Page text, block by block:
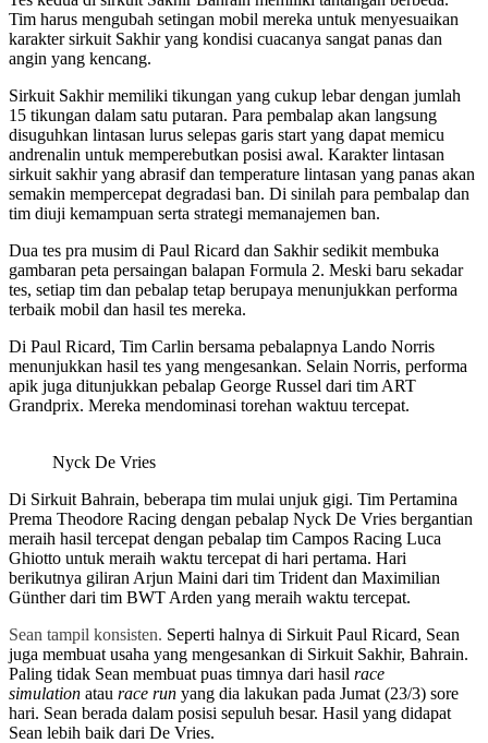
Tim harus mengubah setingan mobil mereka untuk menyesuaikan
karakter sirkuit Sakhir yang kondisi cuacanya sangat panas dan
angin yang kencang.
Sirkuit Sakhir memiliki tikungan yang cukup lebar dengan jumlah
15 tikungan dalam satu putaran. Para pembalap akan langsung
disuguhkan lintasan lurus selepas garis start yang dapat memicu
andrenalin untuk memperebutkan posisi awal. Karakter lintasan
sirkuit sakhir yang abrasif dan temperature lintasan yang panas akan
semakin mempercepat degradasi ban. Di sinilah para pembalap dan
tim diuji kemampuan serta strategi memanajemen ban.
Dua tes pra musim di Paul Ricard dan Sakhir sedikit membuka
gambaran peta persaingan balapan Formula 2. Meski baru sekadar
tes, setiap tim dan pebalap tetap berupaya menunjukkan performa
terbaik mobil dan hasil tes mereka.
Di Paul Ricard, Tim Carlin bersama pebalapnya Lando Norris
menunjukkan hasil tes yang mengesankan. Selain Norris, performa
apik juga ditunjukkan pebalap George Russel dari tim ART
Grandprix. Mereka mendominasi torehan waktuu tercepat.
Nyck De Vries
Di Sirkuit Bahrain, beberapa tim mulai unjuk gigi. Tim Pertamina
Prema Theodore Racing dengan pebalap Nyck De Vries bergantian
meraih hasil tercepat dengan pebalap tim Campos Racing Luca
Ghiotto untuk meraih waktu tercepat di hari pertama. Hari
berikutnya giliran Arjun Maini dari tim Trident dan Maximilian
Günther dari tim BWT Arden yang meraih waktu tercepat.
Sean tampil konsisten. Seperti halnya di Sirkuit Paul Ricard, Sean
juga membuat usaha yang mengesankan di Sirkuit Sakhir, Bahrain.
Paling tidak Sean membuat puas timnya dari hasil race
simulation atau race run yang dia lakukan pada Jumat (23/3) sore
hari. Sean berada dalam posisi sepuluh besar. Hasil yang didapat
Sean lebih baik dari De Vries.